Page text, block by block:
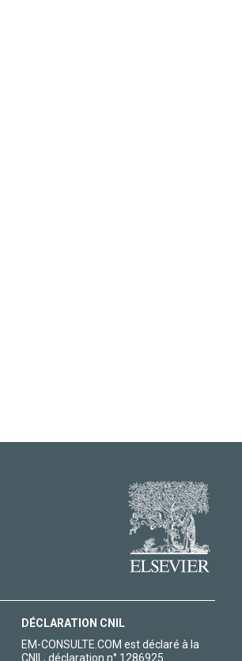
DÉCLARATION CNIL
EM-CONSULTE.COM est déclaré à la
CNIL, déclaration n° 1286925.